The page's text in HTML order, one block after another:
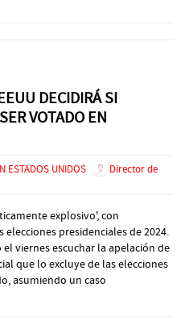
DECIDIRÁ SI
VOTADO EN
ESTADOS UNIDOS
Director de
explosivo', con
presidenciales de 2024.
el viernes escuchar la apelación de
que lo excluye de las elecciones
asumiendo un caso